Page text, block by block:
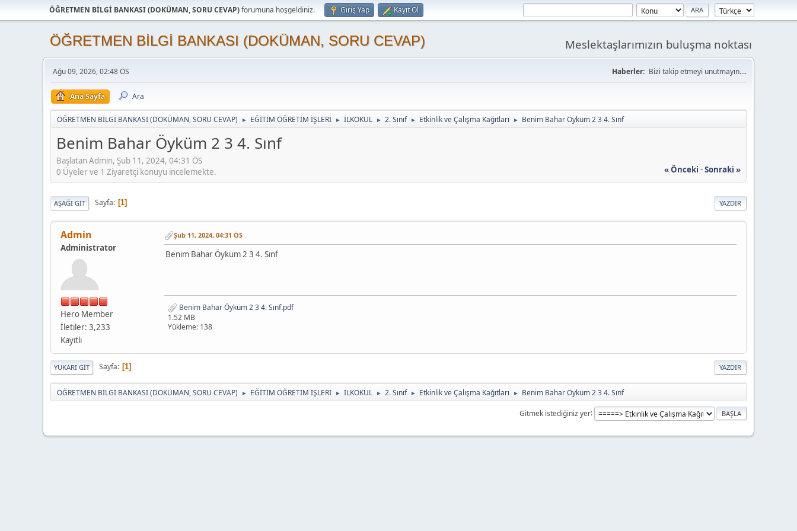
ÖĞRETMEN BİLGİ BANKASI (DOKÜMAN, SORU CEVAP)forumuna hoşgeldiniz. Giriş Yap Kayıt Ol
ÖĞRETMEN BİLGİ BANKASI (DOKÜMAN, SORU CEVAP) Meslektaşlarımızın buluşma noktası
Ağu 09, 2026, 02:48 ÖS Haberler: Bizi takip etmeyi unutmayın....
Ana Sayfa Ara
ÖĞRETMEN BİLGİ BANKASI (DOKÜMAN, SORU CEVAP) ► EĞİTİM ÖĞRETİM İŞLERİ ► İLKOKUL ► 2. Sınıf ► Etkinlik ve Çalışma Kağıtları ► Benim Bahar Öyküm 2 3 4. Sınf
Benim Bahar Öyküm 2 3 4. Sınf
Başlatan Admin, Şub 11, 2024, 04:31 ÖS
« Önceki -Sonraki »
0 Üyeler ve 1 Ziyaretçi konuyu incelemekte.
YAZDIR
AŞAĞI GIT Sayfa 1
Admin
Administrator
Hero Member
İletiler: 3,233
Kayıtlı
Şub 11, 2024, 04:31 ÖS
Benim Bahar Öyküm 2 3 4. Sınf
Benim Bahar Öyküm 2 3 4. Sınf.pdf
1.52 MB
Yükleme: 138
YAZDIR
YUKARI GIT Sayfa 1
ÖĞRETMEN BİLGİ BANKASI (DOKÜMAN, SORU CEVAP) ► EĞİTİM ÖĞRETİM İŞLERİ ► İLKOKUL ► 2. Sınıf ► Etkinlik ve Çalışma Kağıtları ► Benim Bahar Öyküm 2 3 4. Sınf
Gitmek istediğiniz yer